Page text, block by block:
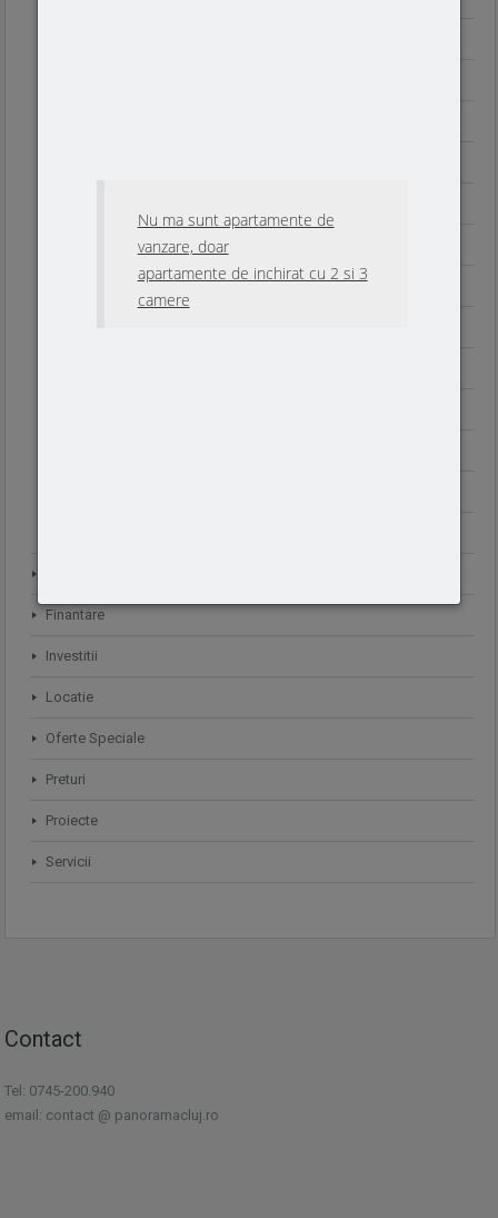
Apartament nr 12
Apartamente etaj IV
Finantare
Investitii
Locatie
Oferte Speciale
Preturi
Proiecte
Servicii
Contact
Tel: 0745-200.940
email: contact @ panoramacluj.ro
Nu ma sunt apartamente de
vanzare, doar
apartamente de inchirat cu 2 si 3
camere